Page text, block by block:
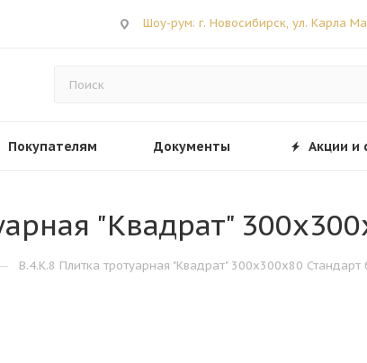
Шоу-рум: г. Новосибирск, ул. Карла
Покупателям Документы Акции и
"Квадрат"
— В.4.К.8 Плитка тротуарная "Квадрат" 300х300х80 Стандарт